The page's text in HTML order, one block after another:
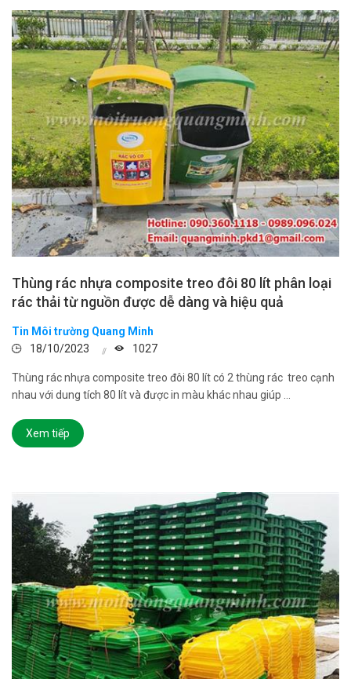
Thùng rác nhựa composite treo đôi 80 lít phân loại
rác thải từ nguồn được dễ dàng và hiệu quả
Tin Môi trường Quang Minh
18/10/2023
1027
Thùng rác nhựa composite treo đôi 80 lít có 2 thùng rác treo cạnh
nhau với dung tích 80 lít và được in màu khác nhau giúp ...
Xem tiếp